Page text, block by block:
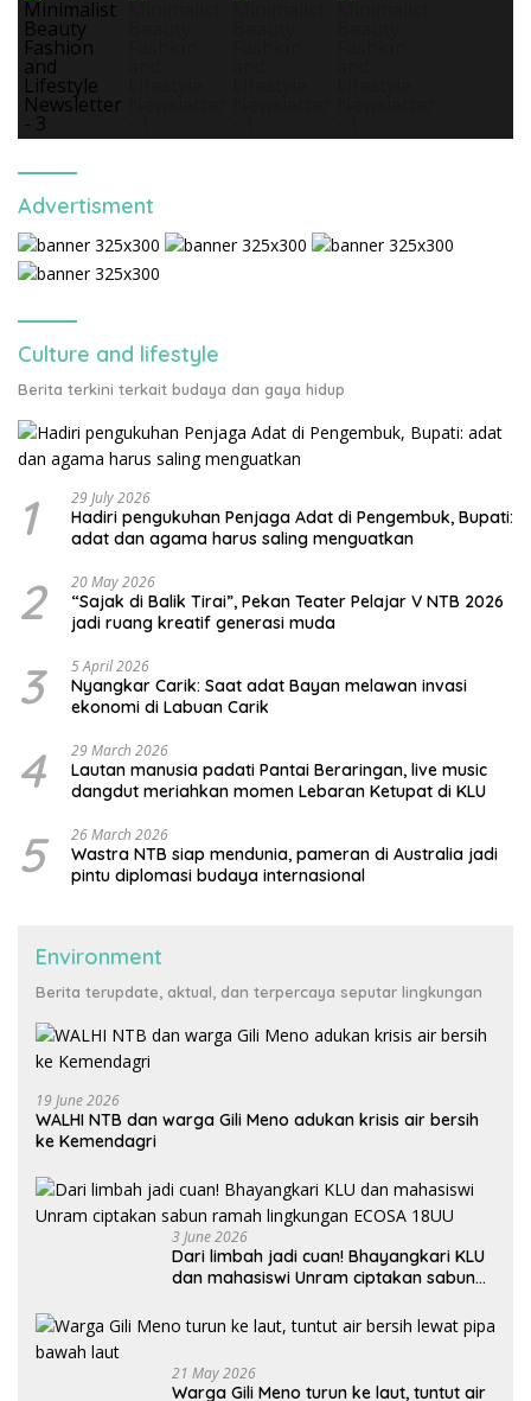
Advertisment
Culture and lifestyle
Berita terkini terkait budaya dan gaya hidup
1 29 July 2026
Hadiri pengukuhan Penjaga Adat di Pengembuk, Bupati:
adat dan agama harus saling menguatkan
2 20 May 2026
“Sajak di Balik Tirai”, Pekan Teater Pelajar V NTB 2026
jadi ruang kreatif generasi muda
3 5 April 2026
Nyangkar Carik: Saat adat Bayan melawan invasi
ekonomi di Labuan Carik
4 29 March 2026
Lautan manusia padati Pantai Beraringan, live music
dangdut meriahkan momen Lebaran Ketupat di KLU
5 26 March 2026
Wastra NTB siap mendunia, pameran di Australia jadi
pintu diplomasi budaya internasional
Environment
Berita terupdate, aktual, dan terpercaya seputar lingkungan
19 June 2026
WALHI NTB dan warga Gili Meno adukan krisis air bersih
ke Kemendagri
3 June 2026
Dari limbah jadi cuan! Bhayangkari KLU
dan mahasiswi Unram ciptakan sabun
21 May 2026
Warga Gili Meno turun ke laut, tuntut air